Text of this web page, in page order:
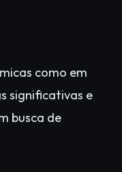
como em
significativas e
busca de